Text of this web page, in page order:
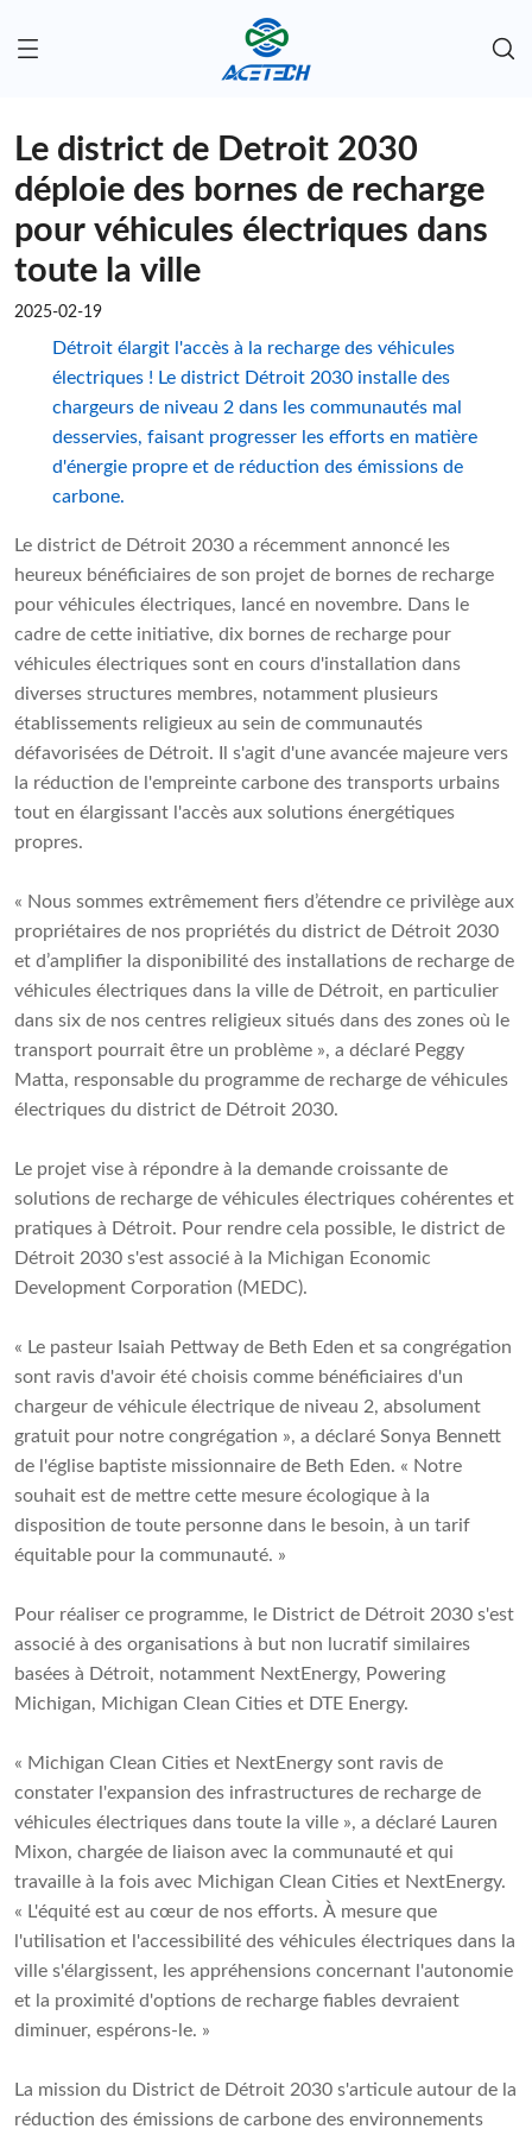
Le district de Detroit 2030
déploie des bornes de recharge
pour véhicules électriques dans
toute la ville
2025-02-19
Détroit élargit l'accès à la recharge des véhicules
électriques ! Le district Détroit 2030 installe des
chargeurs de niveau 2 dans les communautés mal
desservies, faisant progresser les efforts en matière
d'énergie propre et de réduction des émissions de
carbone.
Le district de Détroit 2030 a récemment annoncé les
heureux bénéficiaires de son projet de bornes de recharge
pour véhicules électriques, lancé en novembre. Dans le
cadre de cette initiative, dix bornes de recharge pour
véhicules électriques sont en cours d'installation dans
diverses structures membres, notamment plusieurs
établissements religieux au sein de communautés
défavorisées de Détroit. Il s'agit d'une avancée majeure vers
la réduction de l'empreinte carbone des transports urbains
tout en élargissant l'accès aux solutions énergétiques
propres.
« Nous sommes extrêmement fiers d’étendre ce privilège aux
propriétaires de nos propriétés du district de Détroit 2030
et d’amplifier la disponibilité des installations de recharge de
véhicules électriques dans la ville de Détroit, en particulier
dans six de nos centres religieux situés dans des zones où le
transport pourrait être un problème », a déclaré Peggy
Matta, responsable du programme de recharge de véhicules
électriques du district de Détroit 2030.
Le projet vise à répondre à la demande croissante de
solutions de recharge de véhicules électriques cohérentes et
pratiques à Détroit. Pour rendre cela possible, le district de
Détroit 2030 s'est associé à la Michigan Economic
Development Corporation (MEDC).
« Le pasteur Isaiah Pettway de Beth Eden et sa congrégation
sont ravis d'avoir été choisis comme bénéficiaires d'un
chargeur de véhicule électrique de niveau 2, absolument
gratuit pour notre congrégation », a déclaré Sonya Bennett
de l'église baptiste missionnaire de Beth Eden. « Notre
souhait est de mettre cette mesure écologique à la
disposition de toute personne dans le besoin, à un tarif
équitable pour la communauté. »
Pour réaliser ce programme, le District de Détroit 2030 s'est
associé à des organisations à but non lucratif similaires
basées à Détroit, notamment NextEnergy, Powering
Michigan, Michigan Clean Cities et DTE Energy.
« Michigan Clean Cities et NextEnergy sont ravis de
constater l'expansion des infrastructures de recharge de
véhicules électriques dans toute la ville », a déclaré Lauren
Mixon, chargée de liaison avec la communauté et qui
travaille à la fois avec Michigan Clean Cities et NextEnergy.
« L'équité est au cœur de nos efforts. À mesure que
l'utilisation et l'accessibilité des véhicules électriques dans la
ville s'élargissent, les appréhensions concernant l'autonomie
et la proximité d'options de recharge fiables devraient
diminuer, espérons-le. »
La mission du District de Détroit 2030 s'articule autour de la
réduction des émissions de carbone des environnements